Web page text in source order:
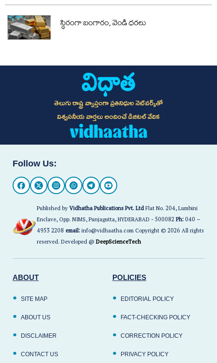
స్థిరంగా బంగారం, వెండి ధరలు
తెలుగు రాష్ట్ర వ్యాప్తంగా ప్రతినిధుల నెట్‌వర్క్‌తో
విశ్వసనీయ వార్తలు అందించే డిజిటల్ వేదిక
Follow Us:
Published byVidhatha Publications Pvt. LtdFlat No. 204, Lumbini
Enclave, Opp. NIMS, Punjagutta, HYDERABAD - 500082Ph:040 –
4953 2208 email:info@vidhaatha.com Copyright © 2026 All rights
reserved. Developed @DeepScienceTech
ABOUT
SITE MAP
ABOUT US
DISCLAIMER
CONTACT US
POLICIES
EDITORIAL POLICY
FACT-CHECKING POLICY
CORRECTION POLICY
PRIVACY POLICY